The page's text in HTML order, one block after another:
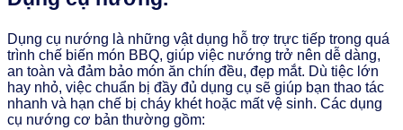
Dụng cụ nướng là những vật dụng hỗ trợ trực tiếp trong quá
trình chế biến món BBQ, giúp việc nướng trở nên dễ dàng,
an toàn và đảm bảo món ăn chín đều, đẹp mắt. Dù tiệc lớn
hay nhỏ, việc chuẩn bị đầy đủ dụng cụ sẽ giúp bạn thao tác
nhanh và hạn chế bị cháy khét hoặc mất vệ sinh. Các dụng
cụ nướng cơ bản thường gồm: